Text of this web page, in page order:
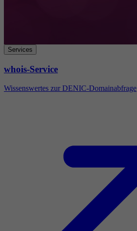
Services
whois-Service
Wissenswertes zur DENIC-Domainabfrage